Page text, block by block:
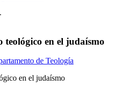
teológico en el judaísmo
de Teología
en el judaísmo